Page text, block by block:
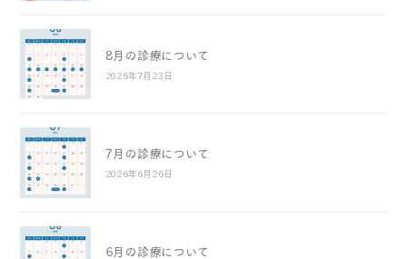
8月の診療について
2026年7月23日
7月の診療について
2026年6月26日
6月の診療について